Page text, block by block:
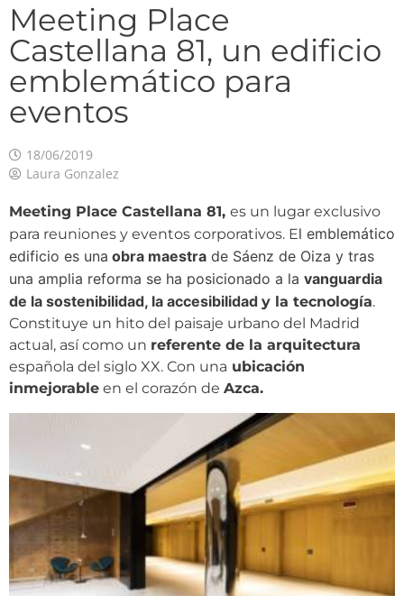
Meeting Place
Castellana 81, un edificio
emblemático para
eventos
18/06/2019
Laura Gonzalez
Meeting Place Castellana 81, es un lugar exclusivo
para reuniones y eventos corporativos. El emblemático
edificio es una obra maestra de Sáenz de Oiza y tras
una amplia reforma se ha posicionado a la vanguardia
de la sostenibilidad, la accesibilidad y la tecnología.
Constituye un hito del paisaje urbano del Madrid
actual, así como un referente de la arquitectura
española del siglo XX. Con una ubicación
inmejorable en el corazón de Azca.